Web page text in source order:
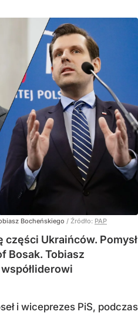
Bocheńskiego / Źródło: PAP
Ukraińców. Pomysł
Bosak. Tobiasz
i wiceprezes PiS, podczas